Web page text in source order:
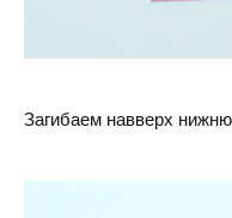
Загибаем навверх